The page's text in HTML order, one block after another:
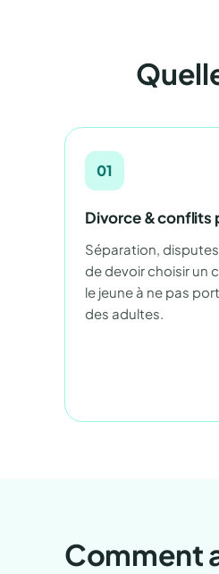
01
Divorce & conflits
Séparation,
de devoir choisir un
le jeune à ne pas
des adultes.
Comment